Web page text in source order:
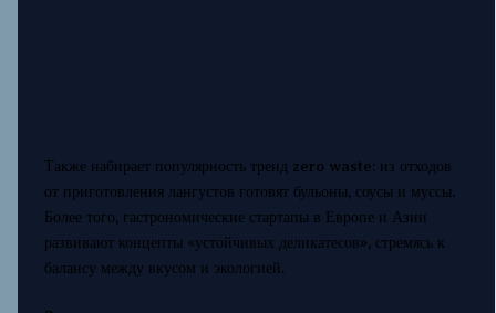
Также набирает популярность тренд zero waste: из отходов
от приготовления лангустов готовят бульоны, соусы и муссы.
Более того, гастрономические стартапы в Европе и Азии
развивают концепты «устойчивых деликатесов», стремясь к
балансу между вкусом и экологией.